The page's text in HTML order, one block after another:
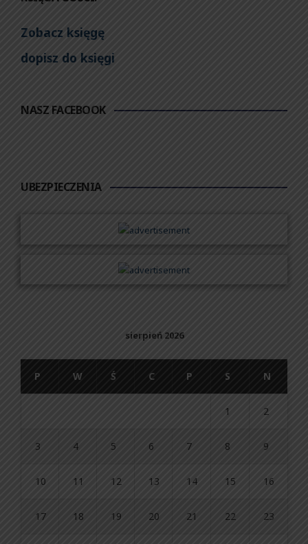
Zobacz księgę
dopisz do księgi
NASZ FACEBOOK
UBEZPIECZENIA
sierpień 2026
P W Ś C P S N
1 2
3 4 5 6 7 8 9
10 11 12 13 14 15 16
17 18 19 20 21 22 23